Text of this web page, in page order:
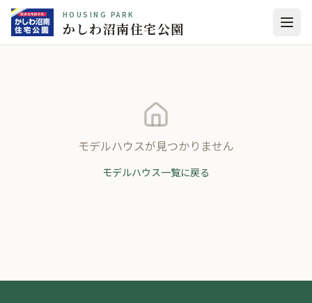
HOUSING PARK
かしわ沼南住宅公園
モデルハウスが見つかりません
モデルハウス一覧に戻る